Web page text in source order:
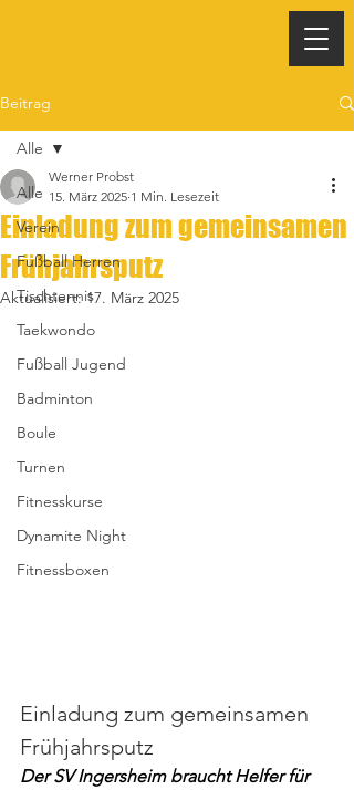
Beitrag
Alle
Verein
Fußball Herren
Tischtennis
Taekwondo
Fußball Jugend
Badminton
Boule
Turnen
Fitnesskurse
Dynamite Night
Fitnessboxen
Alle
Einladung zum gemeinsamen
Frühjahrsputz
Werner Probst
15. März 2025 1 Min. Lesezeit
Aktualisiert:17. März 2025
Einladung zum gemeinsamen
Frühjahrsputz
Der SV Ingersheim braucht Helfer für